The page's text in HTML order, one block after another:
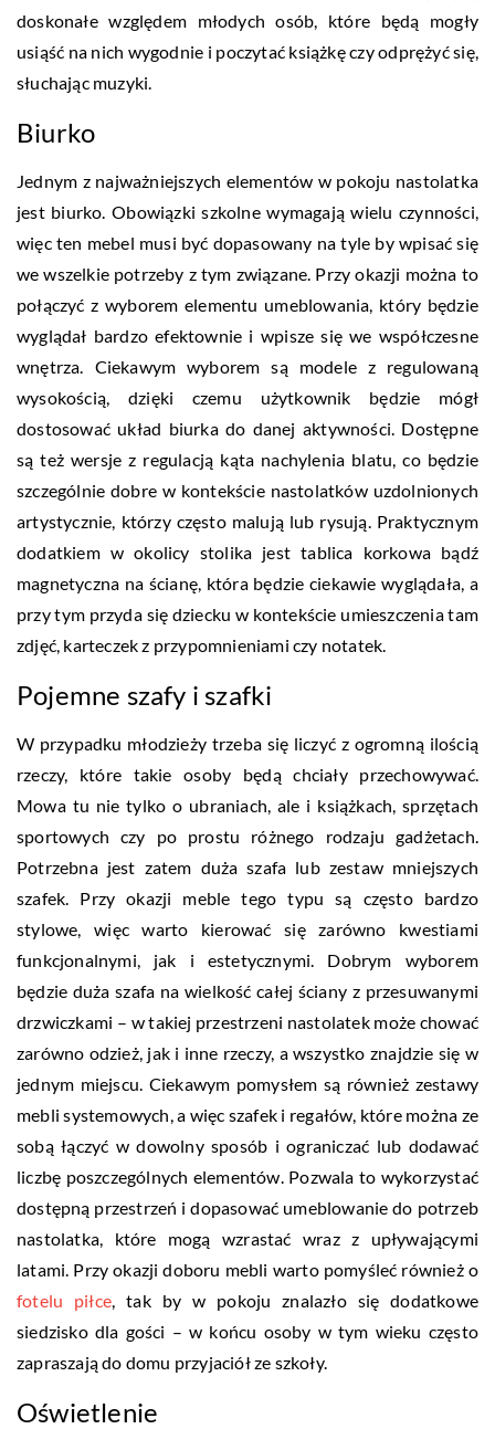
doskonałe względem młodych osób, które będą mogły
usiąść na nich wygodnie i poczytać książkę czy odprężyć się,
słuchając muzyki.
Biurko
Jednym z najważniejszych elementów w pokoju nastolatka
jest biurko. Obowiązki szkolne wymagają wielu czynności,
więc ten mebel musi być dopasowany na tyle by wpisać się
we wszelkie potrzeby z tym związane. Przy okazji można to
połączyć z wyborem elementu umeblowania, który będzie
wyglądał bardzo efektownie i wpisze się we współczesne
wnętrza. Ciekawym wyborem są modele z regulowaną
wysokością, dzięki czemu użytkownik będzie mógł
dostosować układ biurka do danej aktywności. Dostępne
są też wersje z regulacją kąta nachylenia blatu, co będzie
szczególnie dobre w kontekście nastolatków uzdolnionych
artystycznie, którzy często malują lub rysują. Praktycznym
dodatkiem w okolicy stolika jest tablica korkowa bądź
magnetyczna na ścianę, która będzie ciekawie wyglądała, a
przy tym przyda się dziecku w kontekście umieszczenia tam
zdjęć, karteczek z przypomnieniami czy notatek.
Pojemne szafy i szafki
W przypadku młodzieży trzeba się liczyć z ogromną ilością
rzeczy, które takie osoby będą chciały przechowywać.
Mowa tu nie tylko o ubraniach, ale i książkach, sprzętach
sportowych czy po prostu różnego rodzaju gadżetach.
Potrzebna jest zatem duża szafa lub zestaw mniejszych
szafek. Przy okazji meble tego typu są często bardzo
stylowe, więc warto kierować się zarówno kwestiami
funkcjonalnymi, jak i estetycznymi. Dobrym wyborem
będzie duża szafa na wielkość całej ściany z przesuwanymi
drzwiczkami – w takiej przestrzeni nastolatek może chować
zarówno odzież, jak i inne rzeczy, a wszystko znajdzie się w
jednym miejscu. Ciekawym pomysłem są również zestawy
mebli systemowych, a więc szafek i regałów, które można ze
sobą łączyć w dowolny sposób i ograniczać lub dodawać
liczbę poszczególnych elementów. Pozwala to wykorzystać
dostępną przestrzeń i dopasować umeblowanie do potrzeb
nastolatka, które mogą wzrastać wraz z upływającymi
latami. Przy okazji doboru mebli warto pomyśleć również o
fotelu piłce , tak by w pokoju znalazło się dodatkowe
siedzisko dla gości – w końcu osoby w tym wieku często
zapraszają do domu przyjaciół ze szkoły.
Oświetlenie